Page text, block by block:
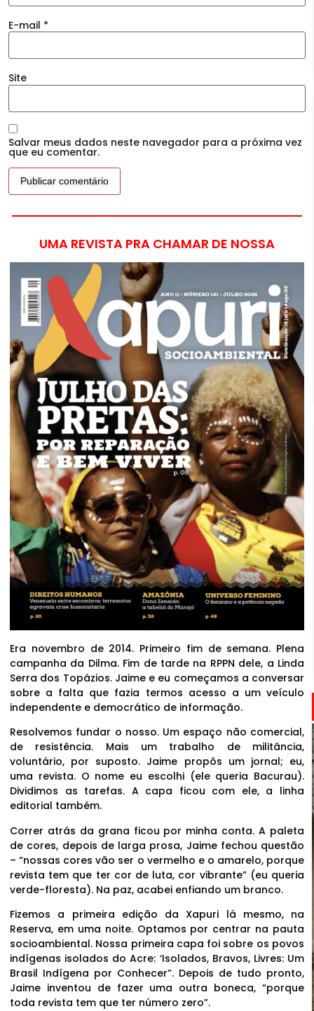
E-mail *
Site
Salvar meus dados neste navegador para a próxima vez
que eu comentar.
UMA REVISTA PRA CHAMAR DE NOSSA
Era novembro de 2014. Primeiro fim de semana. Plena
campanha da Dilma. Fim de tarde na RPPN dele, a Linda
Serra dos Topázios. Jaime e eu começamos a conversar
sobre a falta que fazia termos acesso a um veículo
independente e democrático de informação.
Resolvemos fundar o nosso. Um espaço não comercial,
de resistência. Mais um trabalho de militância,
voluntário, por suposto. Jaime propôs um jornal; eu,
uma revista. O nome eu escolhi (ele queria Bacurau).
Dividimos as tarefas. A capa ficou com ele, a linha
editorial também.
Correr atrás da grana ficou por minha conta. A paleta
de cores, depois de larga prosa, Jaime fechou questão
– “nossas cores vão ser o vermelho e o amarelo, porque
revista tem que ter cor de luta, cor vibrante” (eu queria
verde-floresta). Na paz, acabei enfiando um branco.
Fizemos a primeira edição da Xapuri lá mesmo, na
Reserva, em uma noite. Optamos por centrar na pauta
socioambiental. Nossa primeira capa foi sobre os povos
indígenas isolados do Acre: ‘Isolados, Bravos, Livres: Um
Brasil Indígena por Conhecer”. Depois de tudo pronto,
Jaime inventou de fazer uma outra boneca, “porque
toda revista tem que ter número zero”.